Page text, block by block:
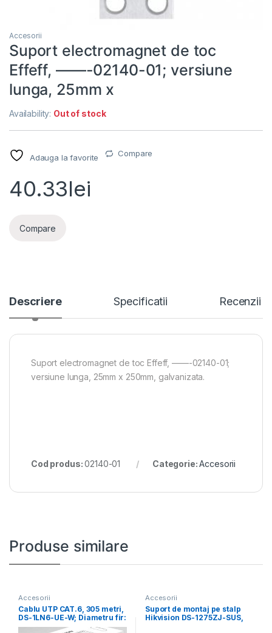
Accesorii
Suport electromagnet de toc
Effeff, ——-02140-01; versiune
lunga, 25mm x
Availability: Out of stock
Adauga la favorite Compare
40.33lei
Compare
Descriere Specificatii Recenzii
Suport electromagnet de toc Effeff, ——-02140-01;
versiune lunga, 25mm x 250mm, galvanizata.
Cod produs:02140-01 Categorie:Accesorii
Produse similare
Accesorii
Cablu UTP CAT.6, 305 metri,
DS-1LN6-UE-W; Diametru fir:
0.53mm, OFC,
Accesorii
Suport de montaj pe stalp
Hikvision DS-1275ZJ-SUS,